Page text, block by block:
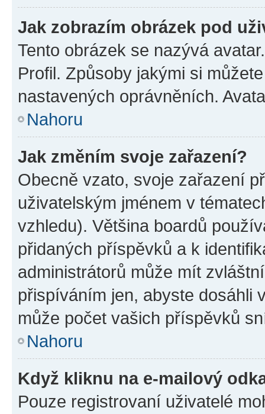
Jak zobrazím obrázek pod
Tento obrázek se nazývá
Profil. Způsoby jakými si
nastavených oprávněních.
Nahoru
Jak změním svoje zařazení?
Obecně vzato, svoje zařazení
uživatelským jménem v
vzhledu). Většina boardů
přidaných příspěvků a k
administrátorů může mít
přispíváním jen, abyste dosáhli
může počet vašich příspěvků
Nahoru
Když kliknu na e-mailový
Pouze registrovaní uživatelé